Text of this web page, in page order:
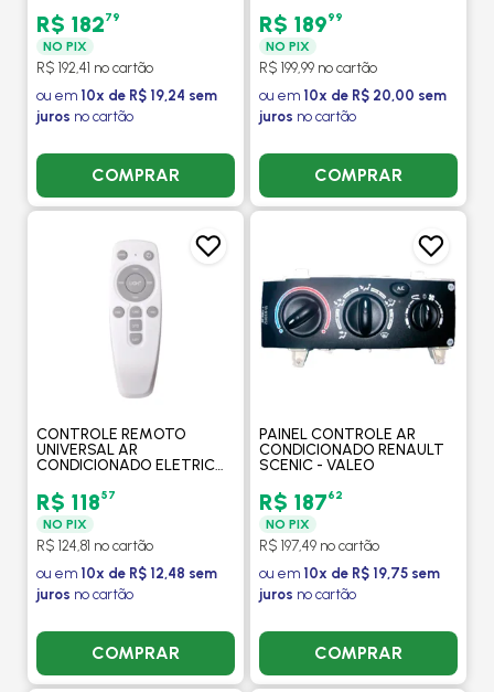
R$ 18279
NO PIX
R$ 192,41 no cartão
ou em 10x de R$ 19,24 sem
juros no cartão
COMPRAR
R$ 18999
NO PIX
R$ 199,99 no cartão
ou em 10x de R$ 20,00 sem
juros no cartão
COMPRAR
CONTROLE REMOTO
UNIVERSAL AR
CONDICIONADO ELETRICO
R$ 11857
NO PIX
R$ 124,81 no cartão
ou em 10x de R$ 12,48 sem
juros no cartão
COMPRAR
PAINEL CONTROLE AR
CONDICIONADO RENAULT
SCENIC - VALEO
R$ 18762
NO PIX
R$ 197,49 no cartão
ou em 10x de R$ 19,75 sem
juros no cartão
COMPRAR